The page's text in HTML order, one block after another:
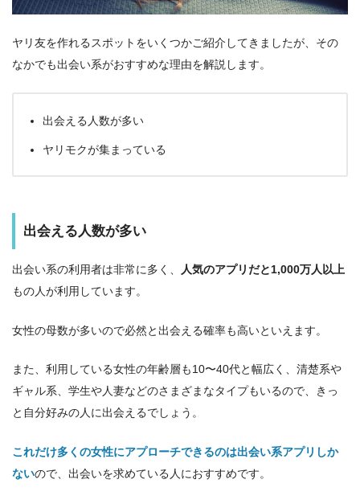
ヤリ友を作れるスポットをいくつかご紹介してきましたが、その
なかでも出会い系がおすすめな理由を解説します。
出会える人数が多い
ヤリモクが集まっている
出会える人数が多い
出会い系の利用者は非常に多く、
人気のアプリだと1,000万人以上
もの人が利用しています。
女性の母数が多いので必然と出会える確率も高いといえます。
また、利用している女性の年齢層も10〜40代と幅広く、清楚系や
ギャル系、学生や人妻などのさまざまなタイプもいるので、きっ
と自分好みの人に出会えるでしょう。
これだけ多くの女性にアプローチできるのは出会い系アプリしか
ないので、出会いを求めている人におすすめです。